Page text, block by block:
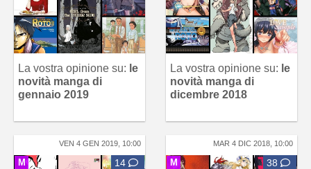
La vostra opinione su: le
novità manga di
gennaio 2019
La vostra opinione su: le
novità manga di
dicembre 2018
VEN 4 GEN 2019, 10:00
M 14
MAR 4 DIC 2018, 10:00
M 38